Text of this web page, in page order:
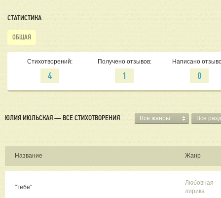
СТАТИСТИКА
ОБЩАЯ
Стихотворений:
4
Получено отзывов:
1
Написано
0
ЮЛИЯ ИЮЛЬСКАЯ — ВСЕ СТИХОТВОРЕНИЯ Все жанры Все
Название Жанр
"тебе"
Любовная
лирика